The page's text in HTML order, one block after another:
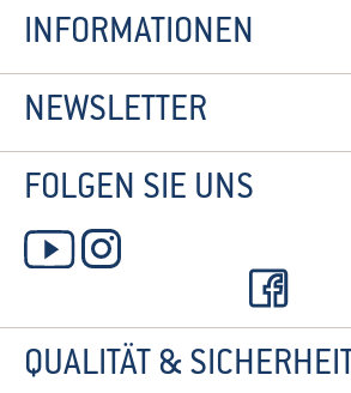
INFORMATIONEN
NEWSLETTER
FOLGEN SIE UNS
QUALITÄT & SICHERHEIT